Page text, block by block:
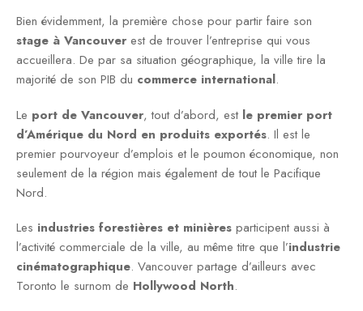
Bien évidemment, la première chose pour partir faire son
stage à Vancouver est de trouver l’entreprise qui vous
accueillera. De par sa situation géographique, la ville tire la
majorité de son PIB du commerce international.
Le port de Vancouver, tout d’abord, est le premier port
d’Amérique du Nord en produits exportés. Il est le
premier pourvoyeur d’emplois et le poumon économique, non
seulement de la région mais également de tout le Pacifique
Nord.
Les industries forestières et minières participent aussi à
l’activité commerciale de la ville, au même titre que l’industrie
cinématographique. Vancouver partage d’ailleurs avec
Toronto le surnom de Hollywood North.